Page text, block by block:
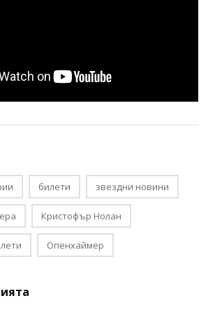
билети звездни новини
Кристофър Нолан
Опенхаймер